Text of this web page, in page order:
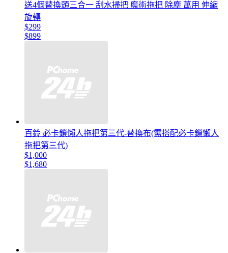
送4個替換頭三合一 刮水掃把 魔術拖把 除塵 萬用 伸縮
旋轉
$299
$899
百鈴 必卡鎖懶人拖把第三代-替換布(需搭配必卡鎖懶人
拖把第三代)
$1,000
$1,680